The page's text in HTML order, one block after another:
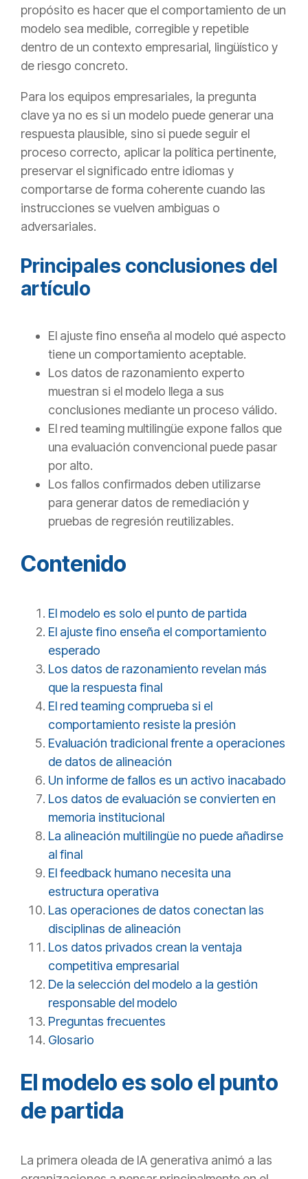
propósito es hacer que el comportamiento de un
modelo sea medible, corregible y repetible
dentro de un contexto empresarial, lingüístico y
de riesgo concreto.
Para los equipos empresariales, la pregunta
clave ya no es si un modelo puede generar una
respuesta plausible, sino si puede seguir el
proceso correcto, aplicar la política pertinente,
preservar el significado entre idiomas y
comportarse de forma coherente cuando las
instrucciones se vuelven ambiguas o
adversariales.
Principales conclusiones del
artículo
El ajuste fino enseña al modelo qué aspecto
tiene un comportamiento aceptable.
Los datos de razonamiento experto
muestran si el modelo llega a sus
conclusiones mediante un proceso válido.
El red teaming multilingüe expone fallos que
una evaluación convencional puede pasar
por alto.
Los fallos confirmados deben utilizarse
para generar datos de remediación y
pruebas de regresión reutilizables.
Contenido
El modelo es solo el punto de partida
El ajuste fino enseña el comportamiento
esperado
Los datos de razonamiento revelan más
que la respuesta final
El red teaming comprueba si el
comportamiento resiste la presión
Evaluación tradicional frente a operaciones
de datos de alineación
Un informe de fallos es un activo inacabado
Los datos de evaluación se convierten en
memoria institucional
La alineación multilingüe no puede añadirse
al final
El feedback humano necesita una
estructura operativa
Las operaciones de datos conectan las
disciplinas de alineación
Los datos privados crean la ventaja
competitiva empresarial
De la selección del modelo a la gestión
responsable del modelo
Preguntas frecuentes
Glosario
El modelo es solo el punto
de partida
La primera oleada de IA generativa animó a las